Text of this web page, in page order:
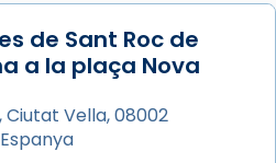
(“relatiu a Júlia”) i
a Semprònia =
seves. I l’any 1667, el
afirma en una obra
de l’antiga Iluro.
les relíq
de Sant Roc de
a la plaça Nova
Ciutat Vella, 08002